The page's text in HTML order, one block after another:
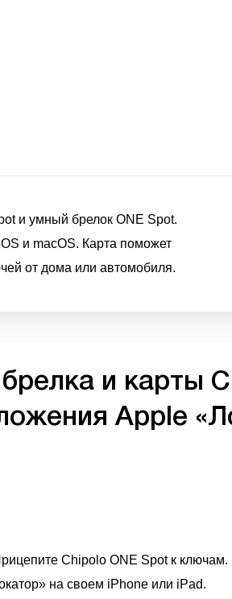
и умный брелок ONE Spot.
и macOS. Карта поможет
от дома или автомобиля.
и карты
Apple
Chipolo ONE Spot к ключам.
на своем iPhone или iPad.